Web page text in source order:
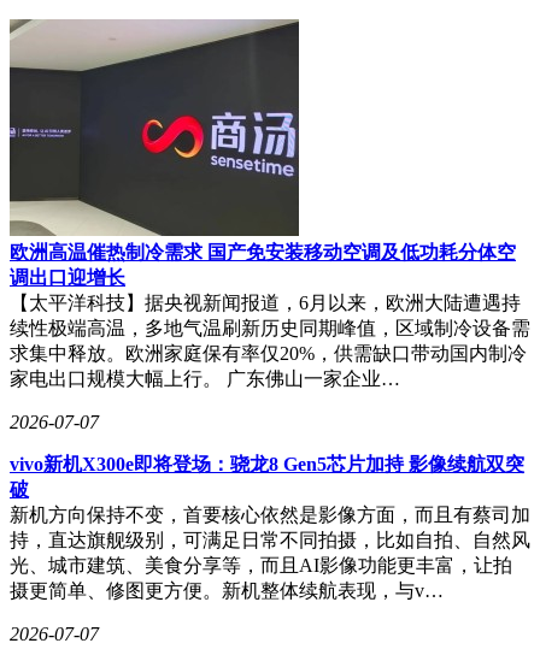
欧洲高温催热制冷需求 国产免安装移动空调及低功耗分体空
调出口迎增长
【太平洋科技】据央视新闻报道，6月以来，欧洲大陆遭遇持
续性极端高温，多地气温刷新历史同期峰值，区域制冷设备需
求集中释放。欧洲家庭保有率仅20%，供需缺口带动国内制冷
家电出口规模大幅上行。 广东佛山一家企业…
2026-07-07
vivo新机X300e即将登场：骁龙8 Gen5芯片加持 影像续航双突
破
新机方向保持不变，首要核心依然是影像方面，而且有蔡司加
持，直达旗舰级别，可满足日常不同拍摄，比如自拍、自然风
光、城市建筑、美食分享等，而且AI影像功能更丰富，让拍
摄更简单、修图更方便。新机整体续航表现，与v…
2026-07-07